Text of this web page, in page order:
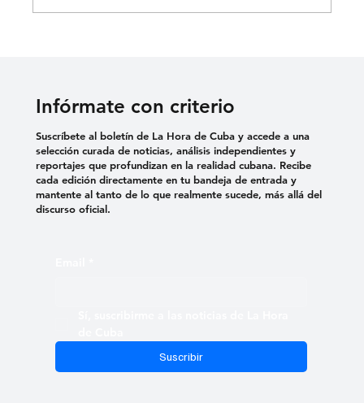
Infórmate con criterio
Suscribir
Suscríbete al boletín de La Hora de Cuba y accede a una
selección curada de noticias, análisis independientes y
reportajes que profundizan en la realidad cubana. Recibe
cada edición directamente en tu bandeja de entrada y
mantente al tanto de lo que realmente sucede, más allá del
discurso oficial.